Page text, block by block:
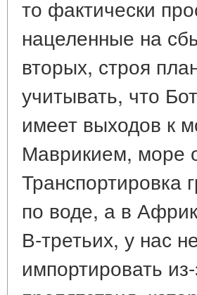
то фактически
нацеленные на
вторых, строя
учитывать, что
имеет выходов к
Маврикием, море
Транспортировка
по воде, а в
В-третьих, у нас
импортировать